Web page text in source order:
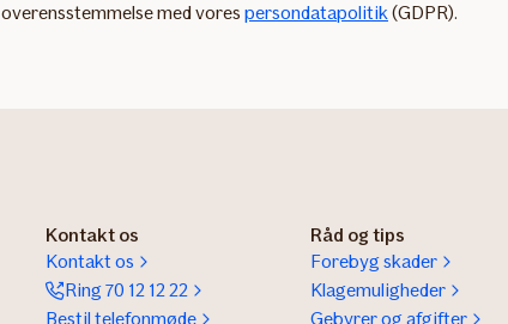
overensstemmelse med vores persondatapolitik(GDPR).
Kontakt os
Kontakt os
Ring 70 12 12 22
Bestil telefonmøde
Råd og tips
Forebyg skader
Klagemuligheder
Gebyrer og afgifter